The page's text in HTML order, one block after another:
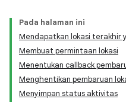
Pada halaman ini
Mendapatkan lokasi terakhir
Membuat permintaan lokasi
Menentukan callback
Menghentikan pembaruan
Menyimpan status aktivitas